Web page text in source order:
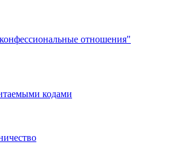
отношения"
кодами